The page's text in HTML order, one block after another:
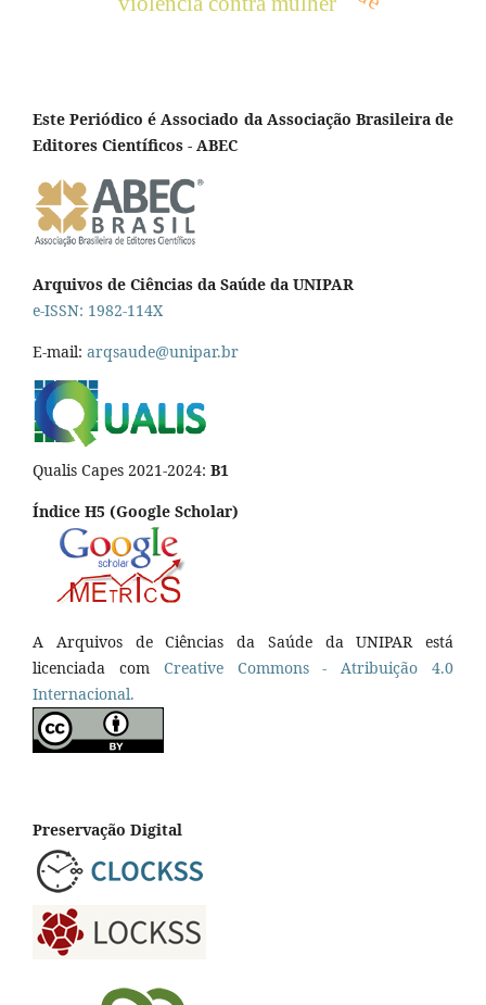
Este Periódico é Associado da Associação Brasileira de
Editores Científicos - ABEC
Arquivos de Ciências da Saúde da UNIPAR
e-ISSN: 1982-114X
E-mail: arqsaude@unipar.br
Qualis Capes 2021-2024: B1
Índice H5 (Google Scholar)
A Arquivos de Ciências da Saúde da UNIPAR está
licenciada com Creative Commons - Atribuição 4.0
Internacional.
Preservação Digital